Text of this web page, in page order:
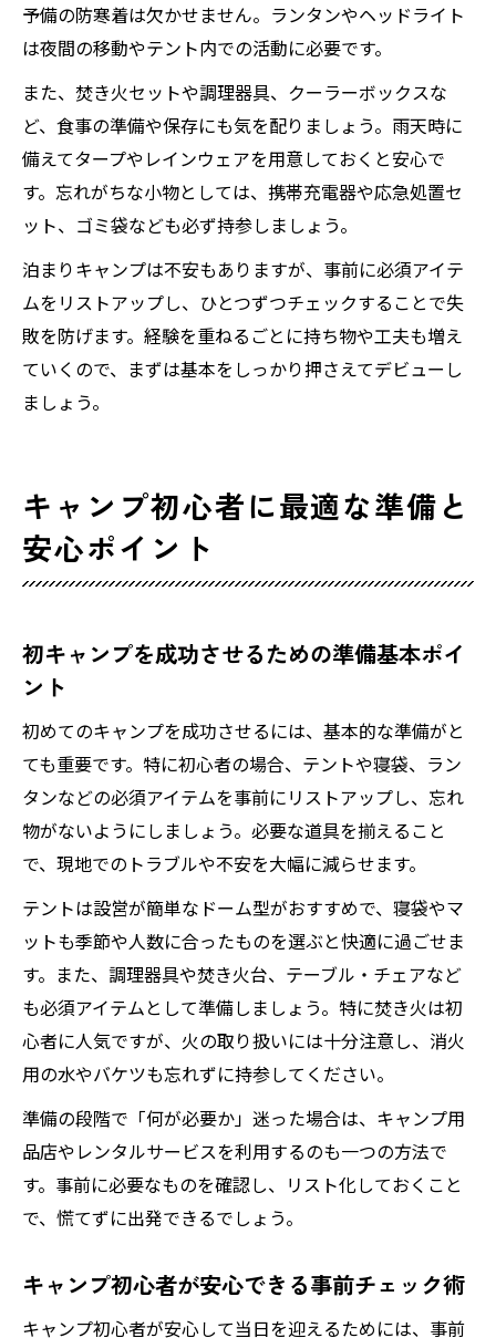
予備の防寒着は欠かせません。ランタンやヘッドライト
は夜間の移動やテント内での活動に必要です。
また、焚き火セットや調理器具、クーラーボックスな
ど、食事の準備や保存にも気を配りましょう。雨天時に
備えてタープやレインウェアを用意しておくと安心で
す。忘れがちな小物としては、携帯充電器や応急処置セ
ット、ゴミ袋なども必ず持参しましょう。
泊まりキャンプは不安もありますが、事前に必須アイテ
ムをリストアップし、ひとつずつチェックすることで失
敗を防げます。経験を重ねるごとに持ち物や工夫も増え
ていくので、まずは基本をしっかり押さえてデビューし
ましょう。
キャンプ初心者に最適な準備と
安心ポイント
初キャンプを成功させるための準備基本ポイ
ント
初めてのキャンプを成功させるには、基本的な準備がと
ても重要です。特に初心者の場合、テントや寝袋、ラン
タンなどの必須アイテムを事前にリストアップし、忘れ
物がないようにしましょう。必要な道具を揃えること
で、現地でのトラブルや不安を大幅に減らせます。
テントは設営が簡単なドーム型がおすすめで、寝袋やマ
ットも季節や人数に合ったものを選ぶと快適に過ごせま
す。また、調理器具や焚き火台、テーブル・チェアなど
も必須アイテムとして準備しましょう。特に焚き火は初
心者に人気ですが、火の取り扱いには十分注意し、消火
用の水やバケツも忘れずに持参してください。
準備の段階で「何が必要か」迷った場合は、キャンプ用
品店やレンタルサービスを利用するのも一つの方法で
す。事前に必要なものを確認し、リスト化しておくこと
で、慌てずに出発できるでしょう。
キャンプ初心者が安心できる事前チェック術
キャンプ初心者が安心して当日を迎えるためには、事前